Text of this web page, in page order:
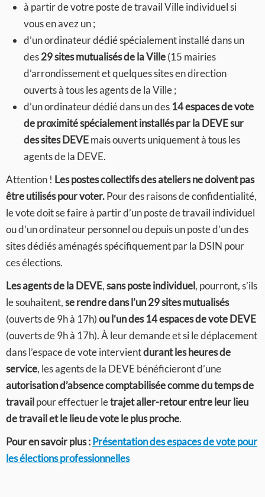
à partir de votre poste de travail Ville individuel si
vous en avez un ;
d’un ordinateur dédié spécialement installé dans un
des29 sites mutualisés de la Ville(15 mairies
d’arrondissement et quelques sites en direction
ouverts à tous les agents de la Ville ;
d’un ordinateur dédié dans un des 14 espaces de vote
de proximité spécialement installés par la DEVE sur
des sites DEVEmais ouverts uniquement à tous les
agents de la DEVE.
Attention ! Les postes collectifs des ateliers ne doivent pas
être utilisés pour voter.Pour des raisons de confidentialité,
le vote doit se faire à partir d’un poste de travail individuel
ou d’un ordinateur personnel ou depuis un poste d’un des
sites dédiés aménagés spécifiquement par la DSIN pour
ces élections.
Les agents de la DEVE,sans poste individuel, pourront, s’ils
le souhaitent,se rendre dans l’un 29 sites mutualisés
(ouverts de 9h à 17h)ou l’un des 14 espaces de vote DEVE
(ouverts de 9h à 17h). À leur demande et si le déplacement
dans l’espace de vote intervientdurant les heures de
service, les agents de la DEVE bénéficieront d’une
autorisation d’absence comptabilisée comme du temps de
travailpour effectuer letrajet aller-retour entre leur lieu
de travail et le lieu de vote le plus proche.
Pour en savoir plus :Présentation des espaces de vote pour
les élections professionnelles